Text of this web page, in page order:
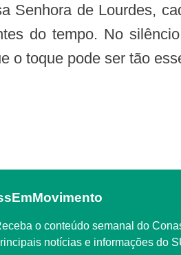
do tempo. No
o toque pode ser tão
com as
notícias e informações do